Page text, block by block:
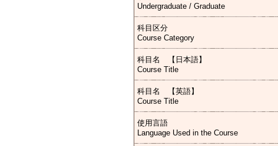
Undergraduate / Graduate
科目区分
Course Category
科目名 【日本語】
Course Title
科目名 【英語】
Course Title
使用言語
Language Used in the Course